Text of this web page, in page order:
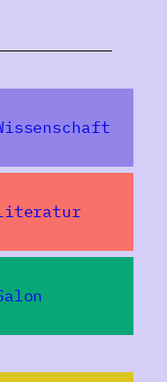
so wenig, wie
sich ein
der
einst moderne
Schaffung
Gestwa)
zu dem,